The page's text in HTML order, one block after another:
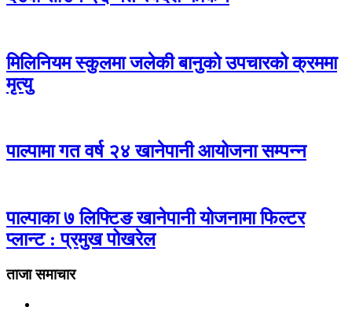
मिलिनियम स्कुलमा जलेकी बानुको उपचारको क्रममा
मृत्यु
पाल्पामा गत वर्ष २४ खानेपानी आयोजना सम्पन्न
पाल्पाका ७ लिफ्टिङ खानेपानी योजनामा फिल्टर
प्लान्ट : प्रमुख पोखरेल
ताजा समाचार